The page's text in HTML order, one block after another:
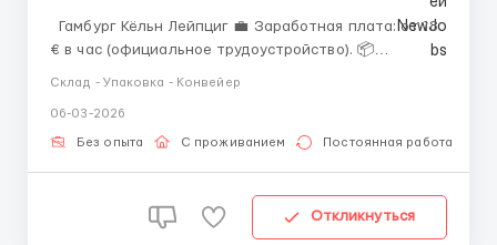
€ в час (официальное трудоустройство). 📦
производственной линии. 👤 Требования:
Ответственность и внимательность; Г...
Склад - Упаковка - Конвейер
06-03-2026
Без опыта С проживанием Постоянная работа
Откликнуться